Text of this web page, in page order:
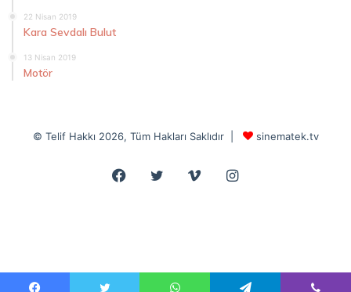
22 Nisan 2019
Kara Sevdalı Bulut
13 Nisan 2019
Motör
© Telif Hakkı 2026, Tüm Hakları Saklıdır | sinematek.tv
Facebook
Twitter VimeoInstagram